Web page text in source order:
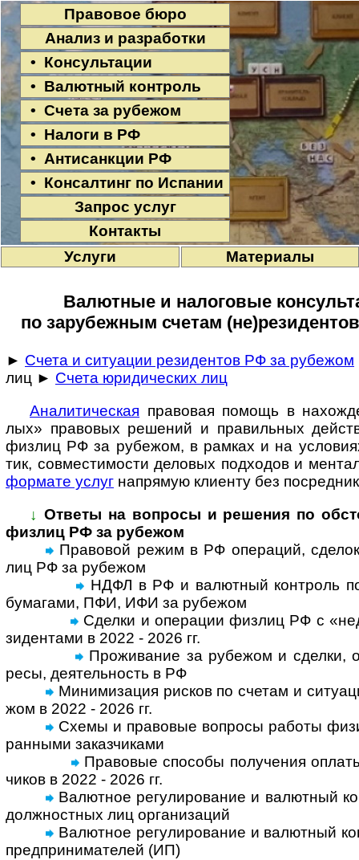
Правовое бюро
Анализ и разработки
• Консультации
• Валютный контроль
• Счета за рубежом
• Налоги в РФ
• Антисанкции РФ
• Консалтинг по Испании
Запрос услуг
Контакты
Услуги
Материалы
Валютные и налоговые
по зарубежным счетам
► Счета и ситуации резидентов РФ за рубежом
лиц ► Счета юридических лиц
Ана­ли­ти­че­с­кая пра­во­вая по­мощь в
лых» пра­во­вых ре­ше­ний и пра­ви­ль­ных
физ­лиц РФ за рубе­жом, в рам­ках и на
тик, сов­мес­ти­мо­сти дело­вых под­хо­дов и
фор­мате услуг на­пря­мую кли­енту без
↓ Ответы на вопросы и реше­ния по
физ­лиц РФ за рубежом
Правовой режим в РФ операций,
лиц РФ за рубе­жом
НДФЛ в РФ и валютный контроль
бума­гами, ПФИ, ИФИ за рубе­жом
Сделки и операции физ­лиц РФ с
зи­ден­тами в 2022 - 2026 гг.
Проживание за рубежом и сделки,
ресы, дея­тель­ность в РФ
Минимизация рисков по счетам и
жом в 2022 - 2026 гг.
Схемы и правовые вопросы работы
ран­ными заказ­чи­ками
Правовые способы полу­че­ния
чи­ков в 2022 - 2026 гг.
Валютное регулирование и валютный
долж­но­ст­ных лиц орга­ни­заций
Валютное регулирование и валютный
пред­при­ни­ма­те­лей (ИП)